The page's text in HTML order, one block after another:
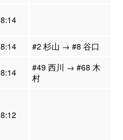
8:14
8:14 #2 杉山 → #8 谷口
8:14
#49 西川 → #68 木
村
8:12